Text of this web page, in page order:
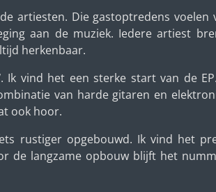
artiesten. Die gastoptredens
aan de muziek. Iedere artiest
herkenbaar.
. Ik vind het een sterke start van de
van harde gitaren en
ook hoor.
rustiger opgebouwd. Ik vind het
de langzame opbouw blijft het